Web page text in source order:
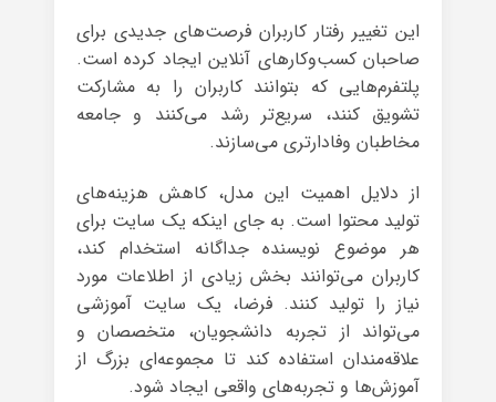
این تغییر رفتار کاربران فرصت‌های جدیدی برای
صاحبان کسب‌وکارهای آنلاین ایجاد کرده است.
پلتفرم‌هایی که بتوانند کاربران را به مشارکت
تشویق کنند، سریع‌تر رشد می‌کنند و جامعه
مخاطبان وفادارتری می‌سازند.
از دلایل اهمیت این مدل، کاهش هزینه‌های
تولید محتوا است. به جای اینکه یک سایت برای
هر موضوع نویسنده جداگانه استخدام کند،
کاربران می‌توانند بخش زیادی از اطلاعات مورد
نیاز را تولید کنند. فرضا، یک سایت آموزشی
می‌تواند از تجربه دانشجویان، متخصصان و
علاقه‌مندان استفاده کند تا مجموعه‌ای بزرگ از
آموزش‌ها و تجربه‌های واقعی ایجاد شود.